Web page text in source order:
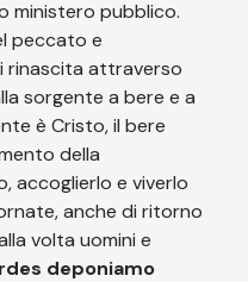
ministero pubblico.
peccato e
rinascita attraverso
sorgente a bere e a
è Cristo, il bere
della
accoglierlo e viverlo
anche di ritorno
volta uomini e
deponiamo